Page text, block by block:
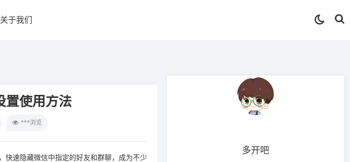
关于我们
置使用方法
***浏览
快速隐藏微信中指定的好友和群聊，成为不少
多开吧